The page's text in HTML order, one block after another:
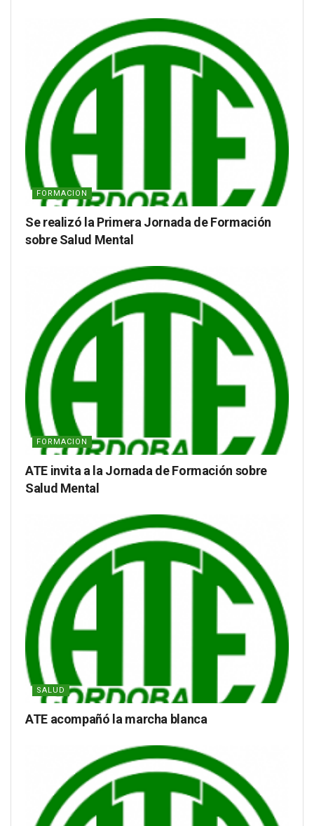
FORMACION
Se realizó la Primera Jornada de Formación
sobre Salud Mental
FORMACION
ATE invita a la Jornada de Formación sobre
Salud Mental
SALUD
ATE acompañó la marcha blanca